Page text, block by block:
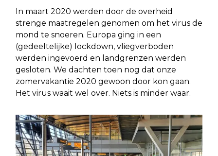
In maart 2020 werden door de overheid
strenge maatregelen genomen om het virus de
mond te snoeren. Europa ging in een
(gedeeltelijke) lockdown, vliegverboden
werden ingevoerd en landgrenzen werden
gesloten. We dachten toen nog dat onze
zomervakantie 2020 gewoon door kon gaan.
Het virus waait wel over. Niets is minder waar.